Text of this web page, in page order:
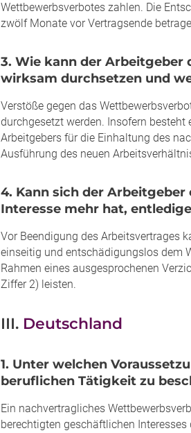
Wettbewerbsverbotes zahlen. Die
zwölf Monate vor Vertragsende
3. Wie kann der
wirksam durchsetzen und
Verstöße gegen das
durchgesetzt werden. Insofern
Arbeitgebers für die Einhaltung des
Ausführung des neuen
4. Kann sich der
Interesse mehr hat,
Vor Beendigung des Arbeitsvertrages
einseitig und entschädigungslos dem
Rahmen eines ausgesprochenen
Ziffer 2) leisten.
III. Deutschland
1. Unter welchen
beruflichen Tätigkeit zu
Ein nachvertragliches
berechtigten geschäftlichen